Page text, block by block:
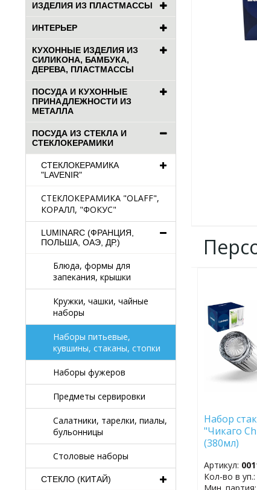
ИЗДЕЛИЯ ИЗ ПЛАСТМАССЫ
ИНТЕРЬЕР
КУХОННЫЕ ИЗДЕЛИЯ ИЗ
СИЛИКОНА, БАМБУКА,
ДЕРЕВА, ПЛАСТМАССЫ
ПОСУДА И КУХОННЫЕ
ПРИНАДЛЕЖНОСТИ ИЗ
МЕТАЛЛА
ПОСУДА ИЗ СТЕКЛА И
СТЕКЛОКЕРАМИКИ
СТЕКЛОКЕРАМИКА
"LAVENIR"
СТЕКЛОКЕРАМИКА "OLAFF",
КОРАЛЛ, "ФОКУС"
LUMINARC (ФРАНЦИЯ,
ПОЛЬША, ОАЭ, ДР.)
Блюда, формы для
запекания, крышки
Кружки, чашки, чайные
наборы
Наборы питьевые,
кувшины, стаканы, стопки
Наборы фужеров
Предметы сервировки
Салатники, тарелки, пиалы,
бульонницы
Столовые наборы
СТЕКЛО (КИТАЙ)
Набор
"Чикаго
(380мл)
Артикул:
Кол-во в уп.:
Мин. партия: